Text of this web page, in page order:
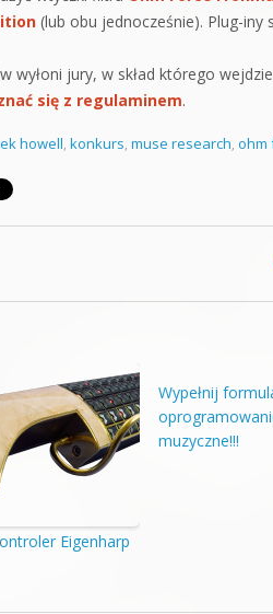
(lub obu jednocześnie). Plug-
wyłoni jury, w skład którego
się z regulaminem.
howell, konkurs, muse research, ohm
Eigenharp
Wypełnij
muzyczne!!!